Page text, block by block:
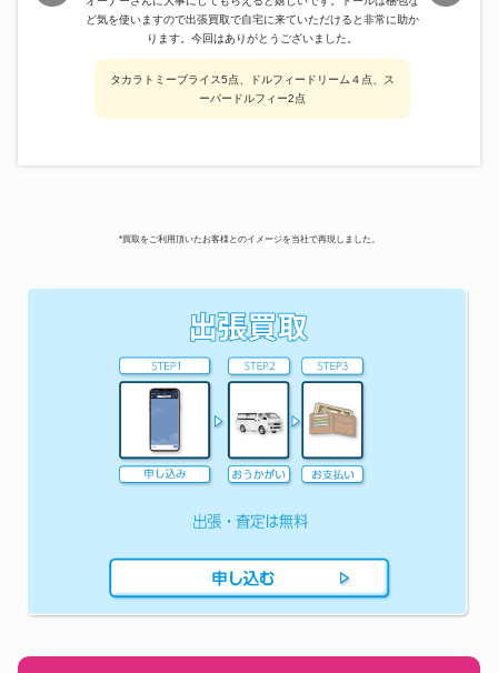
ど気を使いますので出張買取で自宅に来ていただけると非常に助か
ります。今回はありがとうございました。
タカラトミーブライス5点、ドルフィードリーム４点、ス
ーパードルフィー2点
*買取をご利用頂いたお客様とのイメージを当社で再現しました。